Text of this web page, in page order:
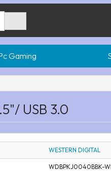
Gaming
USB 3.0
WESTERN DIGITAL
WDBPKJ0040BBK-